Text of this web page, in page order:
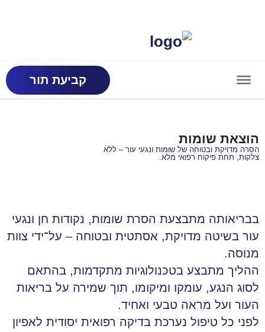
קביעת תור
הוצאת שומות
הסרה מדויקת ובטוחה של שומות ונגעי עור – ללא
צלקות, תחת פיקוח רפואי מלא.
בבריאותה מתבצעת הסרת שומות, נקודות חן ונגעי
עור בשיטה מדויקת, אסתטית ובטוחה – על־ידי צוות
מנוסה.
ההליך מתבצע בטכנולוגיות מתקדמות, בהתאם
לסוג הנגע, עומקו ומיקומו, תוך שמירה על בריאות
העור ועל מראה טבעי ואחיד.
לפני כל טיפול נערכת בדיקה רפואית יסודית לאפיון